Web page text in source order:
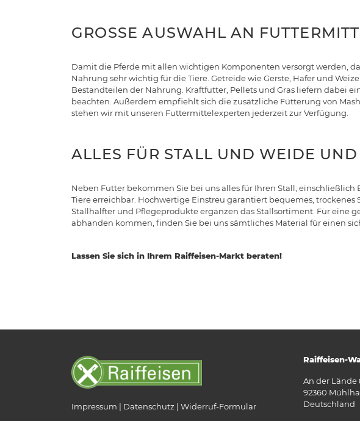
GROSSE AUSWAHL AN
Damit die Pferde mit allen wichtigen Komponenten versorgt werden,
Nahrung sehr wichtig für die Tiere. Getreide wie Gerste, Hafer und
Bestandteilen der Nahrung. Kraftfutter, Pellets und Gras liefern dabei
beachten. Außerdem empfiehlt sich die zusätzliche Fütterung von
stehen wir mit unseren Futtermittelexperten jederzeit zur Verfügung.
ALLES FÜR STALL UND WEIDE UND
Neben Futter bekommen Sie bei uns alles für Ihren Stall,
Tiere erreichbar. Hochwertige Einstreu garantiert bequemes,
Stallhalfter und Pflegeprodukte ergänzen das Stallsortiment. Für eine
abhanden kommen, finden Sie bei uns sämtliches Material für einen
Lassen Sie sich in Ihrem Raiffeisen-Markt beraten!
Impressum Datenschutz Widerruf-Formular
Raiffeisen-
An der Lände
92360
Deutschland